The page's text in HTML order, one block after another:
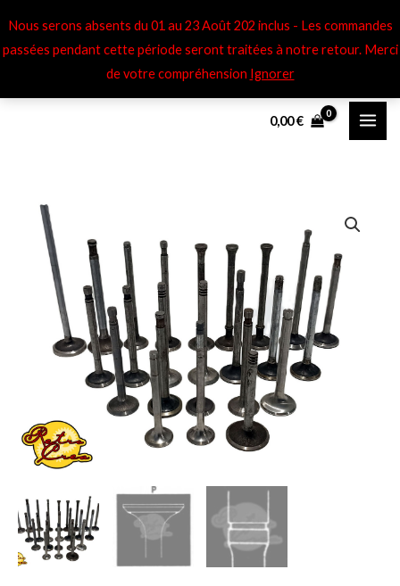
Nous serons absents du 01 au 23 Août 202 inclus - Les commandes
passées pendant cette période seront traitées à notre retour​. Merci
de votre compréhension Ignorer
au
contenu
0,00€
de
prix :
80,00 €
à
120,00 €
quantité
Soupapes
Renault